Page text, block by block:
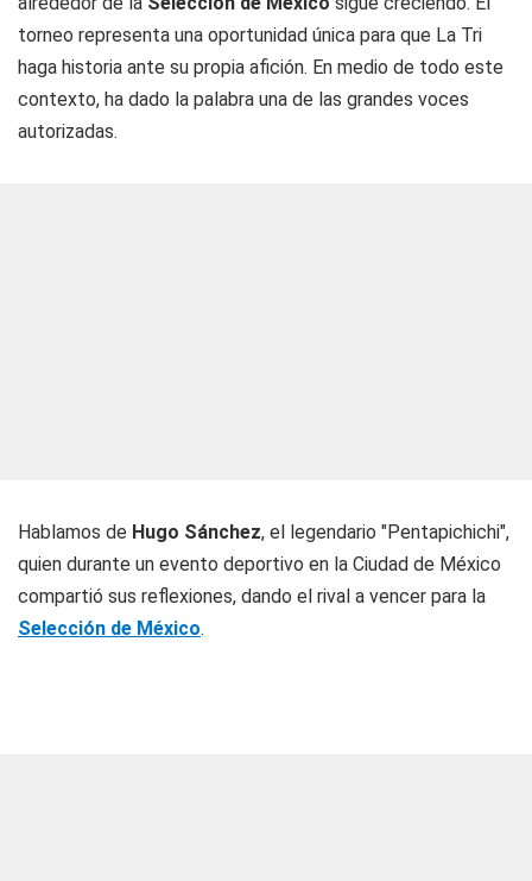
torneo representa una oportunidad única para que La Tri
haga historia ante su propia afición. En medio de todo este
contexto, ha dado la palabra una de las grandes voces
autorizadas.
Hablamos de Hugo Sánchez, el legendario "Pentapichichi",
quien durante un evento deportivo en la Ciudad de México
compartió sus reflexiones, dando el rival a vencer para la
Selección de México.